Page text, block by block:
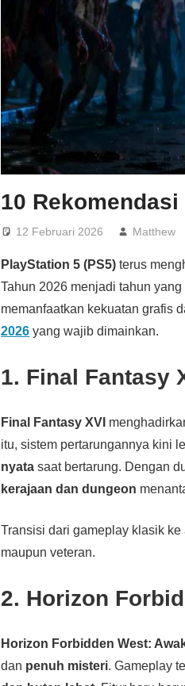
10 Rekomendasi
12 Februari 2026 Matthew
PlayStation 5 (PS5) terus
Tahun 2026 menjadi tahun
memanfaatkan kekuatan grafis
2026 yang wajib dimainkan.
1. Final Fantasy
Final Fantasy XVI
itu, sistem pertarungannya kini
nyata saat bertarung. Dengan
kerajaan dan dungeon
Transisi dari gameplay klasik
maupun veteran.
2. Horizon
Horizon Forbidden West:
dan penuh misteri. Gameplay